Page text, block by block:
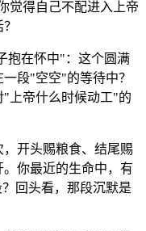
觉得自己不配进入上帝
抱在怀中"：这个圆满
段"空空"的等待中？
"上帝什么时候动工"的
开头赐粮食、结尾赐
你最近的生命中，有
回头看，那段沉默是